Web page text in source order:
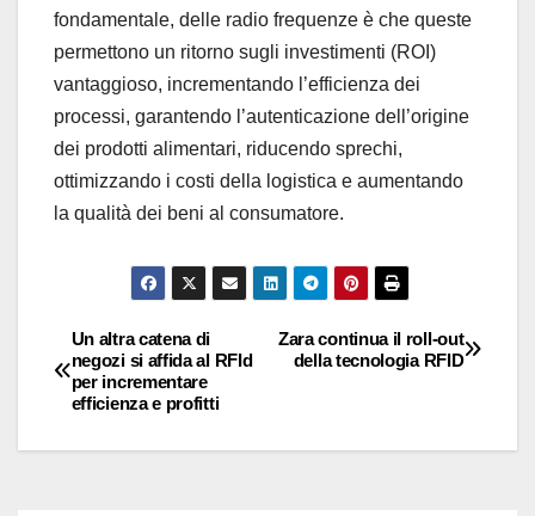
fondamentale, delle radio frequenze è che queste
permettono un ritorno sugli investimenti (ROI)
vantaggioso, incrementando l’efficienza dei
processi, garantendo l’autenticazione dell’origine
dei prodotti alimentari, riducendo sprechi,
ottimizzando i costi della logistica e aumentando
la qualità dei beni al consumatore.
Navigazione
articoli
Zara continua il roll-out
della tecnologia RFID
Un altra catena di
negozi si affida al RFId
per incrementare
efficienza e profitti